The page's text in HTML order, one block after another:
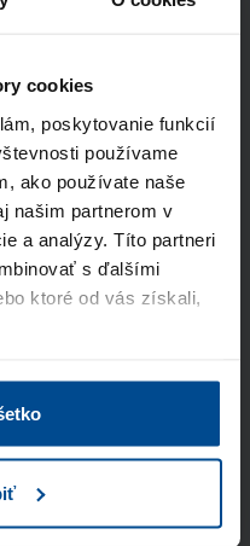
cookies
poskytovanie funkcií
používame
ako používate naše
našim partnerom v
a analýzy. Títo partneri
s ďalšími
ktoré od vás získali,
osobných údajov
oboznámil so